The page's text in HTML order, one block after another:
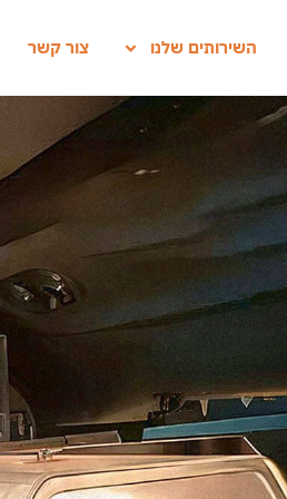
השירותים שלנו צור קשר